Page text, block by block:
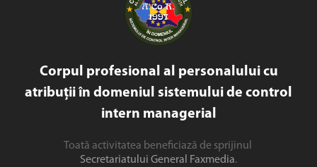
Corpul profesional al personalului cu
atribuții în domeniul sistemului de control
intern managerial
Toată activitatea beneficiază de sprijinul
Secretariatului General Faxmedia.